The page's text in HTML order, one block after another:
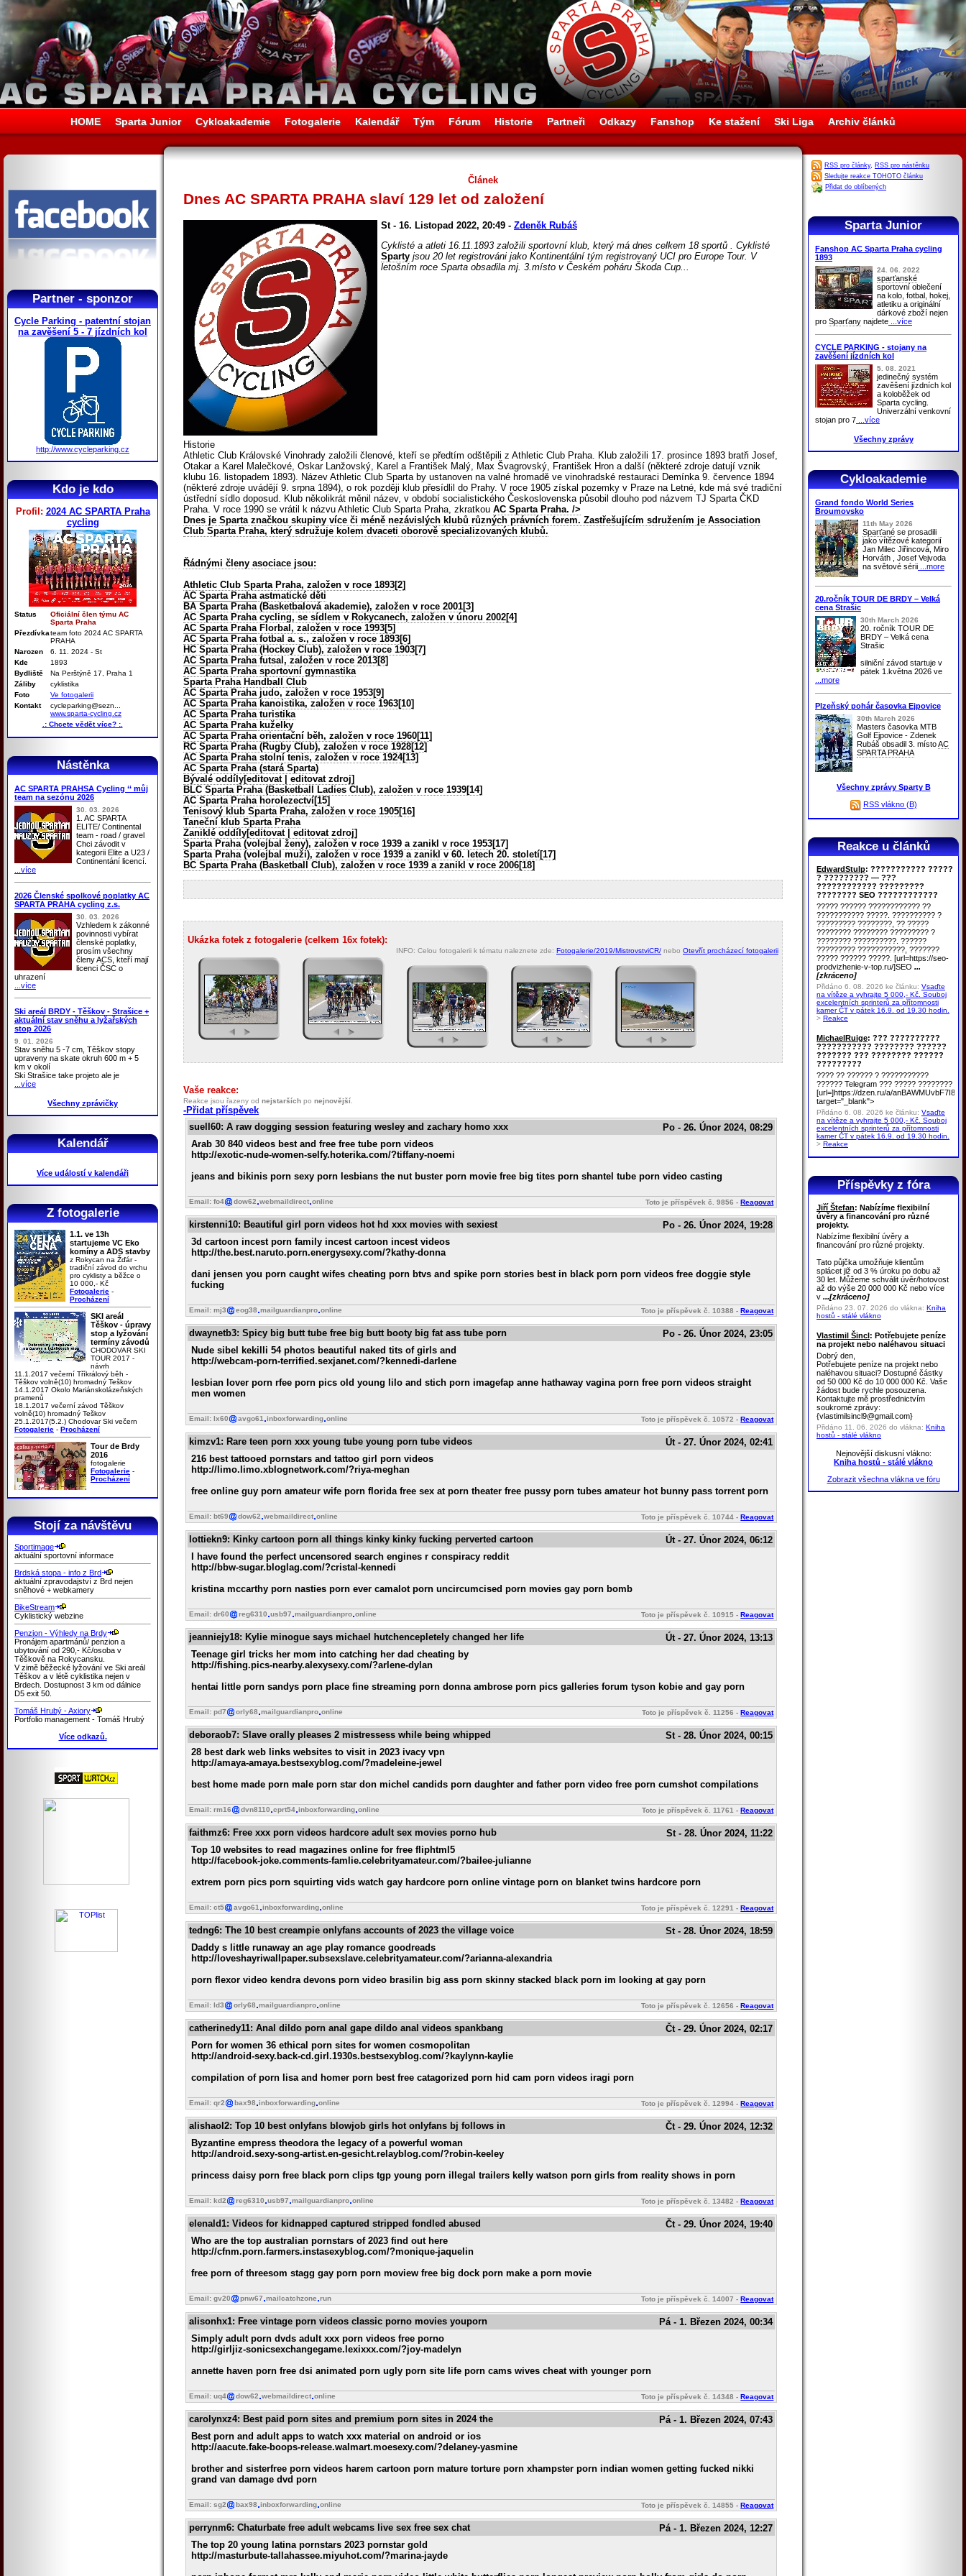
HOME Sparta Junior Cykloakademie Fotogalerie Kalendář Tým Fórum Historie Partneři Odkazy Fanshop Ke stažení Ski Liga Archiv článků
Partner - sponzor
Cycle Parking - patentní stojan
na zavěšení 5 - 7 jízdních kol
http://www.cycleparking.cz
Kdo je kdo
Profil: 2024 AC SPARTA Praha
cycling
Status
Oficiální člen týmu AC
Sparta Praha
Přezdívkateam foto 2024 AC SPARTA
PRAHA
Narozen
6. 11. 2024 - St
Kde
1893
Bydliště
Na Perštýně 17, Praha 1
Záliby
cyklistika
Foto
Ve fotogalerii
Kontakt
cycleparking@sezn...
www.sparta-cycling.cz
.: Chcete vědět více? :.
Nástěnka
AC SPARTA PRAHSA Cycling ‘‘ můj
team na sezónu 2026
30. 03. 2026
1. AC SPARTA
ELITE/ Continental
team - road / gravel
Chci závodit v
kategorii Elite a U23 /
Continentání licencí.
...více
2026 Členské spolkové poplatky AC
SPARTA PRAHA cycling z.s.
30. 03. 2026
Vzhledem k zákonné
povinnosti vybírat
členské poplatky,
prosím všechny
členy ACS, kteří mají
licenci ČSC o
uhrazení
...více
Ski areál BRDY - Těškov - Strašice +
aktuální stav sněhu a lyžařských
stop 2026
9. 01. 2026
Stav sněhu 5 -7 cm, Těškov stopy
upraveny na skate okruh 600 m + 5
km v okolí
Ski Strašice take projeto ale je
...více
Všechny zprávičky
Kalendář
Více událostí v kalendáři
Z fotogalerie
1.1. ve 13h
startujeme VC Eko
komíny a ADS stavby
z Rokycan na Žďár -
tradiční závod do vrchu
pro cyklisty a běžce o
10 000,- Kč
Fotogalerie -
Procházení
SKI areál
Těškov - úpravy
stop a lyžování
termíny závodů
CHODOVAR SKI
TOUR 2017 -
návrh
11.1.2017 večerní Tříkrálový běh -
Těškov volně(10) hromadný Teškov
14.1.2017 Okolo Mariánskolázeňských
pramenů
18.1.2017 večerní závod Těškov
volně(10) hromadný Teškov
25.1.2017(5.2.) Chodovar Ski večern
Fotogalerie - Procházení
Tour de Brdy
2016
fotogalerie
Fotogalerie -
Procházení
Stojí za návštěvu
Sportimage
aktuální sportovní informace
Brdská stopa - info z Brd
aktuální zpravodajství z Brd nejen
sněhové + webkamery
BikeStream
Cyklistický webzine
Penzion - Výhledy na Brdy
Pronájem apartmánů/ penzion a
ubytování od 290,- Kč/osoba v
Těškově na Rokycansku.
V zimě běžecké lyžování ve Ski areál
Těškov a v létě cyklistika nejen v
Brdech. Dostupnost 3 km od dálnice
D5 exit 50.
Tomáš Hrubý - Axiory
Portfolio management - Tomáš Hrubý
Více odkazů.
Článek
Dnes AC SPARTA PRAHA slaví 129 let od založení
St - 16. Listopad 2022, 20:49 - Zdeněk Rubáš
Cyklisté a atleti 16.11.1893 založili sportovní klub, který má dnes celkem 18 sportů . Cyklisté
Sparty jsou 20 let registrováni jako Kontinentální tým registrovaný UCI pro Europe Tour. V
letošním roce Sparta obsadila mj. 3.místo v Českém poháru Škoda Cup...
Historie
Athletic Club Královské Vinohrady založili členové, kteří se předtím odštěpili z Athletic Club Praha. Klub založili 17. prosince 1893 bratři Josef,
Otakar a Karel Malečkové, Oskar Lanžovský, Karel a František Malý, Max Švagrovský, František Hron a další (některé zdroje datují vznik
klubu 16. listopadem 1893). Název Athletic Club Sparta by ustanoven na valné hromadě ve vinohradské restauraci Demínka 9. července 1894
(některé zdroje uvádějí 9. srpna 1894), o rok později klub přesídlil do Prahy. V roce 1905 získal pozemky v Praze na Letné, kde má své tradiční
ústřední sídlo doposud. Klub několikrát měnil název, v období socialistického Československa působil dlouho pod názvem TJ Sparta ČKD
Praha. V roce 1990 se vrátil k názvu Athletic Club Sparta Praha, zkratkou AC Sparta Praha. />
Dnes je Sparta značkou skupiny více či méně nezávislých klubů různých právních forem. Zastřešujícím sdružením je Association
Club Sparta Praha, který sdružuje kolem dvaceti oborově specializovaných klubů.
Řádnými členy asociace jsou:
Athletic Club Sparta Praha, založen v roce 1893[2]
AC Sparta Prahaastmatické děti
BA Sparta Praha (Basketbalová akademie), založen v roce 2001[3]
AC Sparta Prahacycling, se sídlem v Rokycanech, založen v únoru 2002[4]
AC Sparta PrahaFlorbal, založen v roce 1993[5]
AC Sparta Prahafotbal a. s., založen v roce 1893[6]
HC Sparta Praha (Hockey Club), založen v roce 1903[7]
AC Sparta Prahafutsal, založen v roce 2013[8]
AC Sparta Prahasportovní gymnastika
Sparta Praha Handball Club
AC Sparta Prahajudo, založen v roce 1953[9]
AC Sparta Prahakanoistika, založen v roce 1963[10]
AC Sparta Prahaturistika
AC Sparta Prahakuželky
AC Sparta Prahaorientační běh, založen v roce 1960[11]
RC Sparta Praha (Rugby Club), založen v roce 1928[12]
AC Sparta Prahastolní tenis, založen v roce 1924[13]
AC Sparta Praha(stará Sparta)
Bývalé oddíly[editovat | editovat zdroj]
BLC Sparta Praha (Basketball Ladies Club), založen v roce 1939[14]
AC Sparta Prahahorolezectví[15]
Tenisový klub Sparta Praha, založen v roce 1905[16]
Taneční klub Sparta Praha
Zaniklé oddíly[editovat | editovat zdroj]
Sparta Praha (volejbal ženy), založen v roce 1939 a zanikl v roce 1953[17]
Sparta Praha (volejbal muži), založen v roce 1939 a zanikl v 60. letech 20. století[17]
BC Sparta Praha (Basketball Club), založen v roce 1939 a zanikl v roce 2006[18]
Ukázka fotek z fotogalerie (celkem 16x fotek):
INFO: Celou fotogalerii k tématu naleznete zde: Fotogalerie/2019/MistrovstviCR/ nebo Otevřít procházecí fotogalerii
Vaše reakce:
Reakce jsou řazeny od nejstarších po nejnovější.
-Přidat příspěvek
suell60: A raw dogging session featuring wesley and zachary homo xxx
Po - 26. Únor 2024, 08:29
Arab 30 840 videos best and free free tube porn videos
http://exotic-nude-women-selfy.hoterika.com/?tiffany-noemi
jeans and bikinis porn sexy porn lesbians the nut buster porn movie free big tites porn shantel tube porn video casting
Email: fo4 dow62 webmaildirect online Toto je příspěvek č.9856 - Reagovat
kirstenni10: Beautiful girl porn videos hot hd xxx movies with sexiest
Po - 26. Únor 2024, 19:28
3d cartoon incest porn family incest cartoon incest videos
http://the.best.naruto.porn.energysexy.com/?kathy-donna
dani jensen you porn caught wifes cheating porn btvs and spike porn stories best in black porn porn videos free doggie style
fucking
Email: mj3 eog38 mailguardianpro online Toto je příspěvek č.10388 - Reagovat
dwaynetb3: Spicy big butt tube free big butt booty big fat ass tube porn
Po - 26. Únor 2024, 23:05
Nude sibel kekilli 54 photos beautiful naked tits of girls and
http://webcam-porn-terrified.sexjanet.com/?kennedi-darlene
lesbian lover porn rfee porn pics old young lilo and stich porn imagefap anne hathaway vagina porn free porn videos straight
men women
Email: lx60 avgo61 inboxforwarding online Toto je příspěvek č.10572 - Reagovat
kimzv1: Rare teen porn xxx young tube young porn tube videos
Út - 27. Únor 2024, 02:41
216 best tattooed pornstars and tattoo girl porn videos
http://limo.limo.xblognetwork.com/?riya-meghan
free online guy porn amateur wife porn florida free sex at porn theater free pussy porn tubes amateur hot bunny pass torrent porn
Email: bt69 dow62 webmaildirect online Toto je příspěvek č.10744 - Reagovat
lottiekn9: Kinky cartoon porn all things kinky kinky fucking perverted cartoon
Út - 27. Únor 2024, 06:12
I have found the perfect uncensored search engines r conspiracy reddit
http://bbw-sugar.bloglag.com/?cristal-kennedi
kristina mccarthy porn nasties porn ever camalot porn uncircumcised porn movies gay porn bomb
Email: dr60 reg6310 usb97 mailguardianpro online Toto je příspěvek č.10915 - Reagovat
jeanniejy18: Kylie minogue says michael hutchencepletely changed her life
Út - 27. Únor 2024, 13:13
Teenage girl tricks her mom into catching her dad cheating by
http://fishing.pics-nearby.alexysexy.com/?arlene-dylan
hentai little porn sandys porn place fine streaming porn donna ambrose porn pics galleries forum tyson kobie and gay porn
Email: pd7 orly68 mailguardianpro online Toto je příspěvek č.11256 - Reagovat
deboraob7: Slave orally pleases 2 mistressess while being whipped
St - 28. Únor 2024, 00:15
28 best dark web links websites to visit in 2023 ivacy vpn
http://amaya-amaya.bestsexyblog.com/?madeleine-jewel
best home made porn male porn star don michel candids porn daughter and father porn video free porn cumshot compilations
Email: rm16 dvn8110 cprt54 inboxforwarding online Toto je příspěvek č.11761 - Reagovat
faithmz6: Free xxx porn videos hardcore adult sex movies porno hub
St - 28. Únor 2024, 11:22
Top 10 websites to read magazines online for free fliphtml5
http://facebook-joke.comments-famlie.celebrityamateur.com/?bailee-julianne
extrem porn pics porn squirting vids watch gay hardcore porn online vintage porn on blanket twins hardcore porn
Email: ct5 avgo61 inboxforwarding online Toto je příspěvek č.12291 - Reagovat
tedng6: The 10 best creampie onlyfans accounts of 2023 the village voice
St - 28. Únor 2024, 18:59
Daddy s little runaway an age play romance goodreads
http://loveshayriwallpaper.subsexslave.celebrityamateur.com/?arianna-alexandria
porn flexor video kendra devons porn video brasilin big ass porn skinny stacked black porn im looking at gay porn
Email: ld3 orly68 mailguardianpro online Toto je příspěvek č.12656 - Reagovat
catherinedy11: Anal dildo porn anal gape dildo anal videos spankbang
Čt - 29. Únor 2024, 02:17
Porn for women 36 ethical porn sites for women cosmopolitan
http://android-sexy.back-cd.girl.1930s.bestsexyblog.com/?kaylynn-kaylie
compilation of porn lisa and homer porn best free catagorized porn hid cam porn videos iragi porn
Email: qr2 bax98 inboxforwarding online Toto je příspěvek č.12994 - Reagovat
alishaol2: Top 10 best onlyfans blowjob girls hot onlyfans bj follows in
Čt - 29. Únor 2024, 12:32
Byzantine empress theodora the legacy of a powerful woman
http://android.sexy-song-artist.en-gesicht.relayblog.com/?robin-keeley
princess daisy porn free black porn clips tgp young porn illegal trailers kelly watson porn girls from reality shows in porn
Email: kd2 reg6310 usb97 mailguardianpro online Toto je příspěvek č.13482 - Reagovat
elenald1: Videos for kidnapped captured stripped fondled abused
Čt - 29. Únor 2024, 19:40
Who are the top australian pornstars of 2023 find out here
http://cfnm.porn.farmers.instasexyblog.com/?monique-jaquelin
free porn of threesom stagg gay porn porn moview free big dock porn make a porn movie
Email: gv20 pnw67 mailcatchzone run Toto je příspěvek č.14007 - Reagovat
alisonhx1: Free vintage porn videos classic porno movies youporn
Pá - 1. Březen 2024, 00:34
Simply adult porn dvds adult xxx porn videos free porno
http://girljiz-sonicsexchangegame.lexixxx.com/?joy-madelyn
annette haven porn free dsi animated porn ugly porn site life porn cams wives cheat with younger porn
Email: uq4 dow62 webmaildirect online Toto je příspěvek č.14348 - Reagovat
carolynxz4: Best paid porn sites and premium porn sites in 2024 the
Pá - 1. Březen 2024, 07:43
Best porn and adult apps to watch xxx material on android or ios
http://aacute.fake-boops-release.walmart.moesexy.com/?delaney-yasmine
brother and sisterfree porn videos harem cartoon porn mature torture porn xhampster porn indian women getting fucked nikki
grand van damage dvd porn
Email: sg2 bax98 inboxforwarding online Toto je příspěvek č.14855 - Reagovat
perrynm6: Chaturbate free adult webcams live sex free sex chat
Pá - 1. Březen 2024, 12:27
The top 20 young latina pornstars 2023 pornstar gold
http://masturbute-tallahassee.miyuhot.com/?marina-jayde
RSS pro články, RSS pro nástěnku
Sledujte reakce TOHOTO článku
Přidat do oblíbených
Sparta Junior
Fanshop AC Sparta Praha cycling
1893
24. 06. 2022
sparťanské
sportovní oblečení
na kolo, fotbal, hokej,
atletiku a originální
dárkové zboží nejen
pro Sparťany najdete ...více
CYCLE PARKING - stojany na
zavěšení jízdních kol
5. 08. 2021
jedinečný systém
zavěšení jízdních kol
a koloběžek od
Sparta cycling.
Univerzální venkovní
stojan pro 7 ...více
Všechny zprávy
Cykloakademie
Grand fondo World Series
Broumovsko
11th May 2026
Sparťané se prosadili
jako vítězové kategorií
Jan Milec Jiřincová, Miro
Horváth , Josef Vejvoda
na světové sérii ...more
20.ročník TOUR DE BRDY – Velká
cena Strašic
30th March 2026
20. ročník TOUR DE
BRDY – Velká cena
Strašic
silniční závod startuje v
pátek 1.května 2026 ve
...more
Plzeňský pohár časovka Ejpovice
30th March 2026
Masters časovka MTB
Golf Ejpovice - Zdenek
Rubáš obsadil 3. místoAC
SPARTA PRAHA
Všechny zprávy Sparty B
RSS vlákno (B)
Reakce u článků
EdwardStulp: ??????????? ?????
? ????????? — ???
???????????? ?????????
???????? SEO ????????????
????? ?????? ???????????? ??
??????????? ?????. ?????????? ?
????????? ????????, ?? ?????
???????? ???????? ????????? ?
???????? ??????????. ??????
????????? ???????????, ???????
????? ?????? ?????. [url=https://seo-
prodvizhenie-v-top.ru/]SEO ...
[zkráceno]
Přidáno 6. 08. 2026 ke článku: Vsaďte
na vítěze a vyhrajte 5 000,- Kč. Souboj
excelentních sprinterů za přítomnosti
kamer ČT v pátek 16.9. od 19.30 hodin.
> Reakce
MichaelRuige: ??? ??????????
??????????? ???????? ??????
??????? ??? ???????? ??????
?????????
???? ?? ?????? ? ???????????
?????? Telegram ??? ????? ????????
[url=]https://dzen.ru/a/
target="_blank">
Přidáno 6. 08. 2026 ke článku: Vsaďte
na vítěze a vyhrajte 5 000,- Kč. Souboj
excelentních sprinterů za přítomnosti
kamer ČT v pátek 16.9. od 19.30 hodin.
> Reakce
Příspěvky z fóra
Jiří Štefan: Nabízíme flexibilní
úvěry a financování pro různé
projekty.
Nabízíme flexibilní úvěry a
financování pro různé projekty.
Tato půjčka umožňuje klientům
splácet již od 3 % úroku po dobu až
30 let. Můžeme schválit úvěr/hotovost
až do výše 20 000 000 Kč nebo více
v ...[zkráceno]
Přidáno 23. 07. 2026 do vlákna: Kniha
hostů - stálé vlákno
Vlastimil Šincl: Potřebujete peníze
na projekt nebo naléhavou situaci
Dobrý den,
Potřebujete peníze na projekt nebo
naléhavou situaci? Dostupné částky
od 50 000 Kč do 10 000 000 Kč. Vaše
žádost bude rychle posouzena.
Kontaktujte mě prostřednictvím
soukromé zprávy:
{vlastimilsincl9@gmail.com}
Přidáno 11. 06. 2026 do vlákna: Kniha
hostů - stálé vlákno
Nejnovější diskusní vlákno:
Kniha hostů - stálé vlákno
Zobrazit všechna vlákna ve fóru